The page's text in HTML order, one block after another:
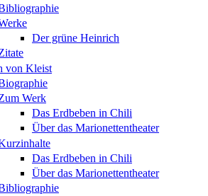
Der grüne Heinrich
von Kleist
Werk
Das Erdbeben in Chili
Über das Marionettentheater
Das Erdbeben in Chili
Über das Marionettentheater